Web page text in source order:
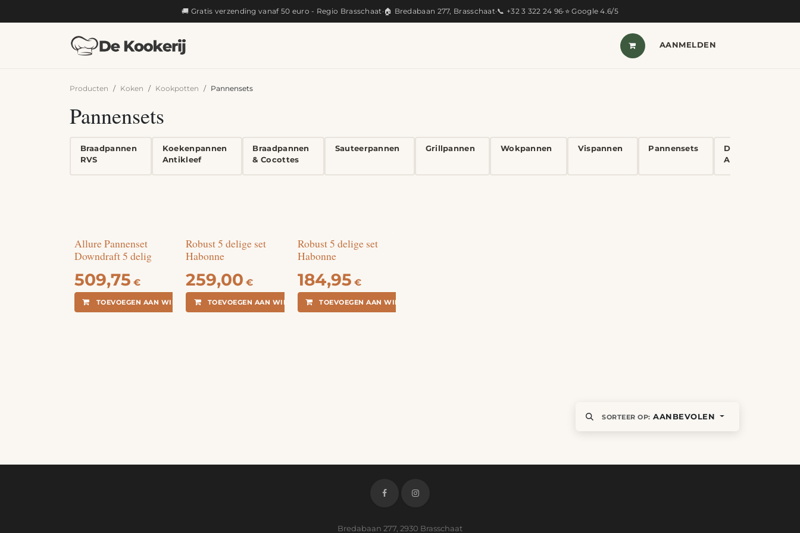
🚚 Gratis verzending vanaf 50 euro - Regio Brasschaat· 🏠 Bredabaan 277, Brasschaat·📞 +32 3 322 24 96· ⭐ Google 4.6/5
SHOP CONTACT
AANMELDEN
Producten Koken Kookpotten Pannensets
Pannensets
Braadpannen
RVS
Koekenpannen
Antikleef
Braadpannen
& Cocottes
Sauteerpannen Grillpannen Wokpannen Vispannen Pannensets
Deksels &
Accessoires
Allure Pannenset
Downdraft 5 delig
509,75 €
TOEVOEGEN AAN WINKELMANDJE
Robust 5 delige set
Habonne
259,00 €
TOEVOEGEN AAN WINKELMANDJE
Product van de maand
Robust 5 delige set
Habonne
184,95 €
TOEVOEGEN AAN WINKELMANDJE
SORTEER OP: AANBEVOLEN
Bredabaan 277, 2930 Brasschaat